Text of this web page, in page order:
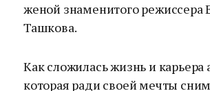
женой знаменитого режиссера
Ташкова.
Как сложилась жизнь и карьера
которая ради своей мечты